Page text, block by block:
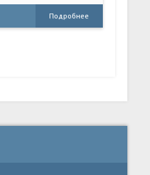
Подробнее